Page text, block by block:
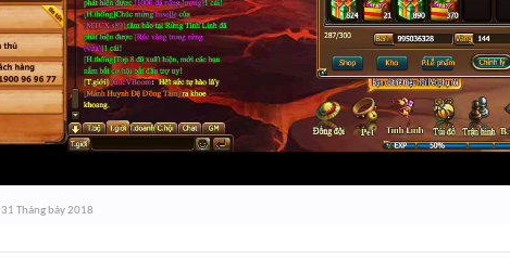
31 Tháng bảy 2018